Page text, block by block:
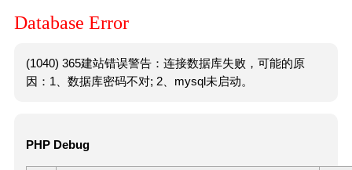
Database Error
(1040) 365建站错误警告：连接数据库失败，可能的原
因：1、数据库密码不对; 2、mysql未启动。
PHP Debug